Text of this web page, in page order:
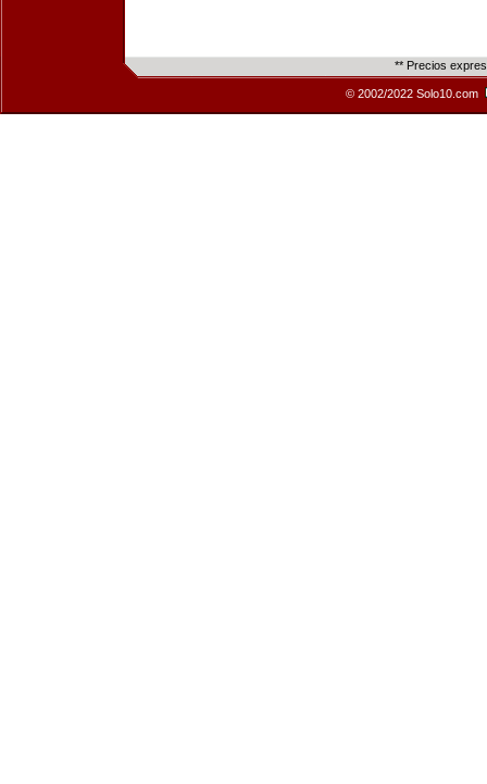
** Precios
© 2002/2022 Solo10.com